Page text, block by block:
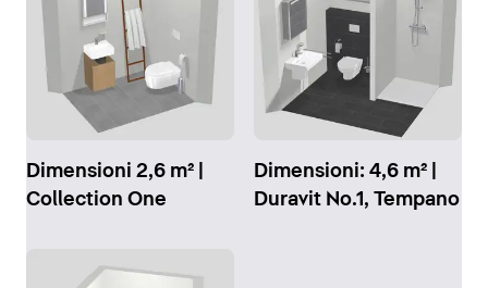
Dimensioni 2,6 m² |
Collection One
Dimensioni: 4,6 m² |
Duravit No.1, Tempano